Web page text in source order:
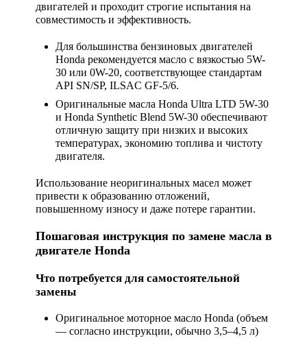
двигателей и проходит строгие испытания на
совместимость и эффективность.
Для большинства бензиновых двигателей
Honda рекомендуется масло с вязкостью 5W-
30 или 0W-20, соответствующее стандартам
API SN/SP, ILSAC GF-5/6.
Оригинальные масла Honda Ultra LTD 5W-30
и Honda Synthetic Blend 5W-30 обеспечивают
отличную защиту при низких и высоких
температурах, экономию топлива и чистоту
двигателя.
Использование неоригинальных масел может
привести к образованию отложений,
повышенному износу и даже потере гарантии.
Пошаговая инструкция по замене масла в
двигателе Honda
Что потребуется для самостоятельной
замены
Оригинальное моторное масло Honda (объем
— согласно инструкции, обычно 3,5–4,5 л)